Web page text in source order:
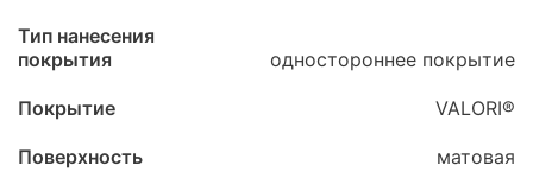
Тип нанесения
покрытия
одностороннее покрытие
Покрытие VALORI®
Поверхность матовая